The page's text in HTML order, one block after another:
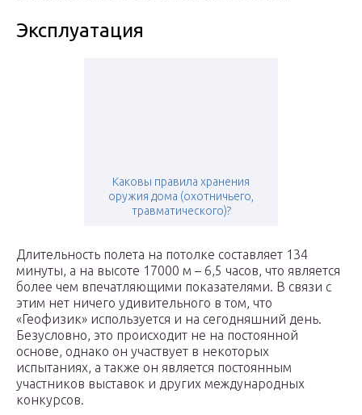
Эксплуатация
Каковы правила хранения
оружия дома (охотничьего,
травматического)?
Длительность полета на потолке составляет 134
минуты, а на высоте 17000 м – 6,5 часов, что является
более чем впечатляющими показателями. В связи с
этим нет ничего удивительного в том, что
«Геофизик» используется и на сегодняшний день.
Безусловно, это происходит не на постоянной
основе, однако он участвует в некоторых
испытаниях, а также он является постоянным
участников выставок и других международных
конкурсов.